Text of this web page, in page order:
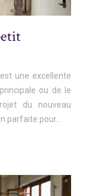
une excellente
ou de le
du nouveau
parfaite pour…